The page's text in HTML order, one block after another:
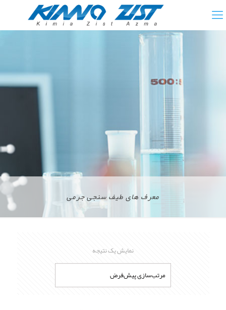
معرف های طیف سنجی جرمی
نمایش یک نتیجه